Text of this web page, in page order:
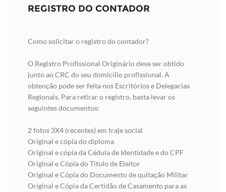
REGISTRO DO CONTADOR
Como solicitar o registro do contador?
O Registro Profissional Originário deve ser obtido
junto ao CRC do seu domicílio profissional. A
obtenção pode ser feita nos Escritórios e Delegacias
Regionais. Para retirar o registro, basta levar os
seguintes documentos:
2 fotos 3X4 (recentes) em traje social
Original e cópia do diploma
Original e cópia da Cédula de Identidade e do CPF
Original e Cópia do Título de Eleitor
Original e Cópia do Documento de quitação Militar
Original e Cópia da Certidão de Casamento para as